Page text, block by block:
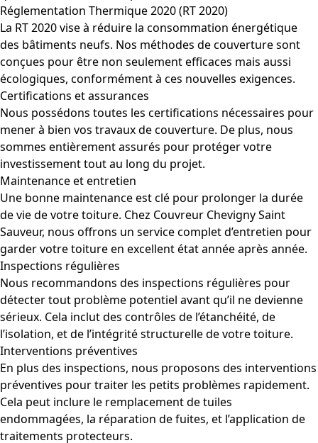
Réglementation Thermique 2020 (RT 2020)
La RT 2020 vise à réduire la consommation énergétique
des bâtiments neufs. Nos méthodes de couverture sont
conçues pour être non seulement efficaces mais aussi
écologiques, conformément à ces nouvelles exigences.
Certifications et assurances
Nous possédons toutes les certifications nécessaires pour
mener à bien vos travaux de couverture. De plus, nous
sommes entièrement assurés pour protéger votre
investissement tout au long du projet.
Maintenance et entretien
Une bonne maintenance est clé pour prolonger la durée
de vie de votre toiture. Chez Couvreur Chevigny Saint
Sauveur, nous offrons un service complet d’entretien pour
garder votre toiture en excellent état année après année.
Inspections régulières
Nous recommandons des inspections régulières pour
détecter tout problème potentiel avant qu’il ne devienne
sérieux. Cela inclut des contrôles de l’étanchéité, de
l’isolation, et de l’intégrité structurelle de votre toiture.
Interventions préventives
En plus des inspections, nous proposons des interventions
préventives pour traiter les petits problèmes rapidement.
Cela peut inclure le remplacement de tuiles
endommagées, la réparation de fuites, et l’application de
traitements protecteurs.